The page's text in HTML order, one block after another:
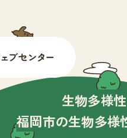
生物多様
福岡市の生物多様